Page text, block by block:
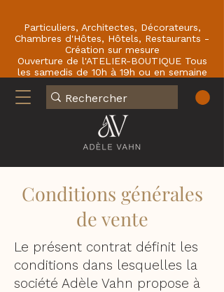
Particuliers, Architectes, Décorateurs,
Chambres d'Hôtes, Hôtels, Restaurants -
Création sur mesure
Ouverture de l'ATELIER-BOUTIQUE Tous
les samedis de 10h à 19h ou en semaine
sur RDV : En face du Café de la Paix
77780 BOURRON-MARLOTTE .
Conditions générales
de vente
Le présent contrat définit les
conditions dans lesquelles la
société Adèle Vahn propose à